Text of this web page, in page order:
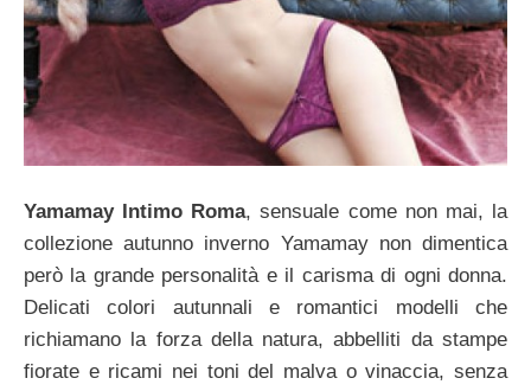
Yamamay Intimo Roma, sensuale come non mai, la
collezione autunno inverno Yamamay non dimentica
però la grande personalità e il carisma di ogni donna.
Delicati colori autunnali e romantici modelli che
richiamano la forza della natura, abbelliti da stampe
fiorate e ricami nei toni del malva o vinaccia, senza